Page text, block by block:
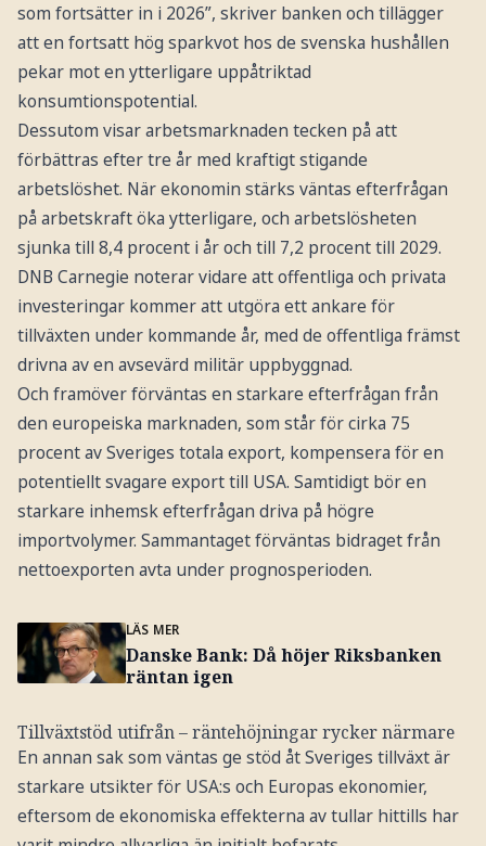
som fortsätter in i 2026”, skriver banken och tillägger
att en fortsatt hög sparkvot hos de svenska hushållen
pekar mot en ytterligare uppåtriktad
konsumtionspotential.
Dessutom visar arbetsmarknaden tecken på att
förbättras efter tre år med kraftigt stigande
arbetslöshet. När ekonomin stärks väntas efterfrågan
på arbetskraft öka ytterligare, och arbetslösheten
sjunka till 8,4 procent i år och till 7,2 procent till 2029.
DNB Carnegie noterar vidare att offentliga och privata
investeringar kommer att utgöra ett ankare för
tillväxten under kommande år, med de offentliga främst
drivna av en avsevärd militär uppbyggnad.
Och framöver förväntas en starkare efterfrågan från
den europeiska marknaden, som står för cirka 75
procent av Sveriges totala export, kompensera för en
potentiellt svagare export till USA. Samtidigt bör en
starkare inhemsk efterfrågan driva på högre
importvolymer. Sammantaget förväntas bidraget från
nettoexporten avta under prognosperioden.
LÄS MER
Danske Bank: Då höjer Riksbanken
räntan igen
Tillväxtstöd utifrån – räntehöjningar rycker närmare
En annan sak som väntas ge stöd åt Sveriges tillväxt är
starkare utsikter för USA:s och Europas ekonomier,
eftersom de ekonomiska effekterna av tullar hittills har